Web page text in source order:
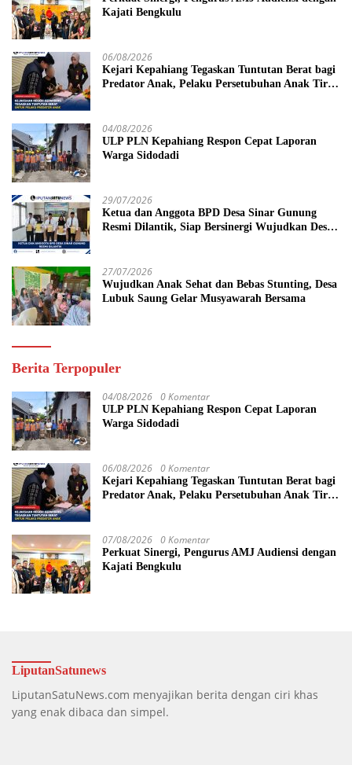
Kajati Bengkulu
06/08/2026
Kejari Kepahiang Tegaskan Tuntutan Berat bagi
Predator Anak, Pelaku Persetubuhan Anak Tiri
04/08/2026
ULP PLN Kepahiang Respon Cepat Laporan
Warga Sidodadi
29/07/2026
Ketua dan Anggota BPD Desa Sinar Gunung
Resmi Dilantik, Siap Bersinergi Wujudkan Desa
27/07/2026
Wujudkan Anak Sehat dan Bebas Stunting, Desa
Lubuk Saung Gelar Musyawarah Bersama
Berita Terpopuler
04/08/2026 0 Komentar
ULP PLN Kepahiang Respon Cepat Laporan
Warga Sidodadi
06/08/2026 0 Komentar
Kejari Kepahiang Tegaskan Tuntutan Berat bagi
Predator Anak, Pelaku Persetubuhan Anak Tiri
07/08/2026 0 Komentar
Perkuat Sinergi, Pengurus AMJ Audiensi dengan
Kajati Bengkulu
LiputanSatunews
LiputanSatuNews.com menyajikan berita dengan ciri khas
yang enak dibaca dan simpel.